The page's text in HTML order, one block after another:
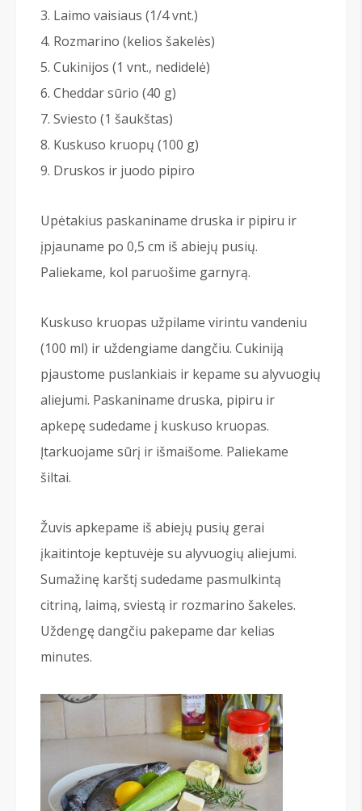
Laimo vaisiaus (1/4 vnt.)
Rozmarino (kelios šakelės)
Cukinijos (1 vnt., nedidelė)
Cheddar sūrio (40 g)
Sviesto (1 šaukštas)
Kuskuso kruopų (100 g)
Druskos ir juodo pipiro
Upėtakius paskaniname druska ir pipiru ir
įpjauname po 0,5 cm iš abiejų pusių.
Paliekame, kol paruošime garnyrą.
Kuskuso kruopas užpilame virintu vandeniu
(100 ml) ir uždengiame dangčiu. Cukiniją
pjaustome puslankiais ir kepame su alyvuogių
aliejumi. Paskaniname druska, pipiru ir
apkepę sudedame į kuskuso kruopas.
Įtarkuojame sūrį ir išmaišome. Paliekame
šiltai.
Žuvis apkepame iš abiejų pusių gerai
įkaitintoje keptuvėje su alyvuogių aliejumi.
Sumažinę karštį sudedame pasmulkintą
citriną, laimą, sviestą ir rozmarino šakeles.
Uždengę dangčiu pakepame dar kelias
minutes.